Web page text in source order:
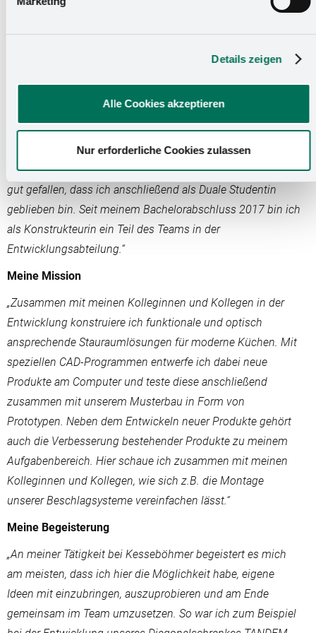
Details zeigen
Alle Cookies akzeptieren
Nur erforderliche Cookies zulassen
„Schon während meiner Schulzeit waren meine
Lieblingsfächer Mathe und Physik. Nach meinem Abi habe
Juli 2012 auf der Suche nach einem Praktikumsplatz zur
Vorbereitung auf mein Maschinenbaustudium war, bin ich
durch die Empfehlung von Bekannten auf Kesseböhmer
aufmerksam geworden. Das Praktikum hier hat mir dabei so
gut gefallen, dass ich anschließend als Duale Studentin
geblieben bin. Seit meinem Bachelorabschluss 2017 bin ich
als Konstrukteurin ein Teil des Teams in der
Entwicklungsabteilung.“
Meine Mission
„Zusammen mit meinen Kolleginnen und Kollegen in der
Entwicklung konstruiere ich funktionale und optisch
ansprechende Stauraumlösungen für moderne Küchen. Mit
speziellen CAD-Programmen entwerfe ich dabei neue
Produkte am Computer und teste diese anschließend
zusammen mit unserem Musterbau in Form von
Prototypen. Neben dem Entwickeln neuer Produkte gehört
auch die Verbesserung bestehender Produkte zu meinem
Aufgabenbereich. Hier schaue ich zusammen mit meinen
Kolleginnen und Kollegen, wie sich z.B. die Montage
unserer Beschlagsysteme vereinfachen lässt.“
Meine Begeisterung
„An meiner Tätigkeit bei Kesseböhmer begeistert es mich
am meisten, dass ich hier die Möglichkeit habe, eigene
Ideen mit einzubringen, auszuprobieren und am Ende
gemeinsam im Team umzusetzen. So war ich zum Beispiel